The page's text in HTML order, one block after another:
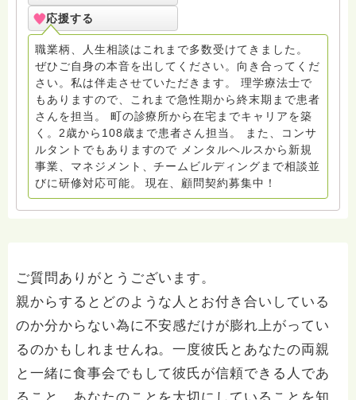
光浄」がおりますが当初諸事情がございまして私が回答
したものでございます。そちらもあわせてご参照くださ
い
応援する
職業柄、人生相談はこれまで多数受けてきました。
ぜひご自身の本音を出してください。向き合ってくだ
さい。私は伴走させていただきます。 理学療法士で
もありますので、これまで急性期から終末期まで患者
さんを担当。 町の診療所から在宅までキャリアを築
く。2歳から108歳まで患者さん担当。 また、コンサ
ルタントでもありますので メンタルヘルスから新規
事業、マネジメント、チームビルディングまで相談並
びに研修対応可能。 現在、顧問契約募集中！
ご質問ありがとうございます。
親からするとどのような人とお付き合いしている
のか分からない為に不安感だけが膨れ上がってい
るのかもしれませんね。一度彼氏とあなたの両親
と一緒に食事会でもして彼氏が信頼できる人であ